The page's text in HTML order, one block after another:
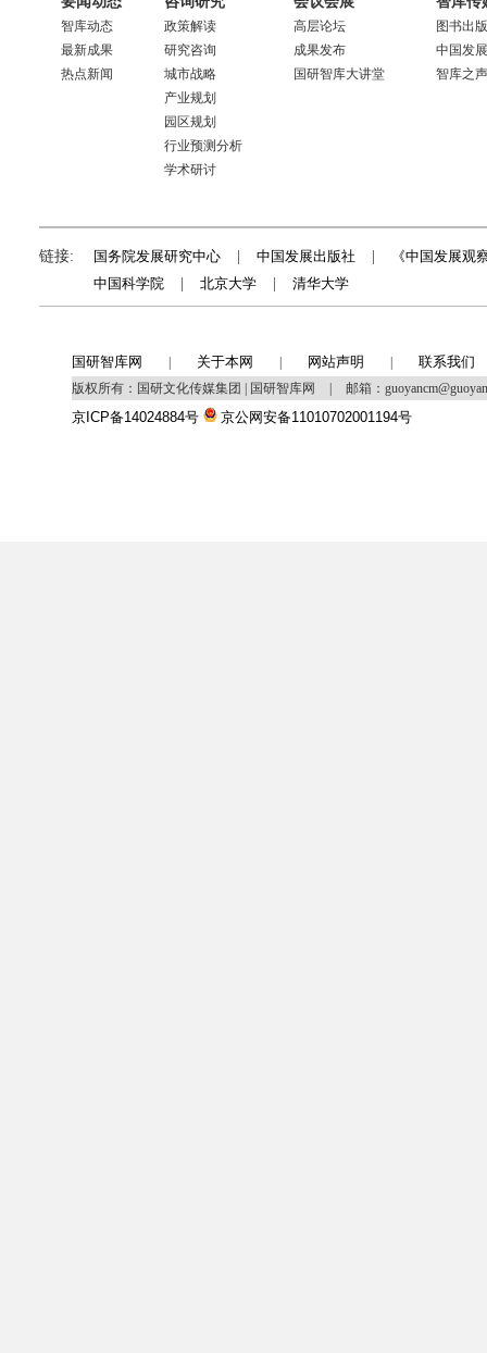
智库动态
最新成果
热点新闻
政策解读
研究咨询
城市战略
产业规划
园区规划
行业预测分析
学术研讨
高层论坛
成果发布
国研智库大讲堂
图书出版
中国发
智库之声
链接: 国务院发展研究中心 中国发展出版社
《中国发展观
中国科学院
北京大学 清华大学
国研智库网 关于本网 网站声明 联系我们
版权所有：国研文化传媒集团 | 国研智库网 邮箱：
京ICP备14024884号 京公网安备11010702001194号